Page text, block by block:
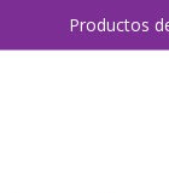
Productos